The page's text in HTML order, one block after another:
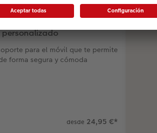
personalizado
para el móvil que te permite
forma segura y cómoda
desde 24,95 €*